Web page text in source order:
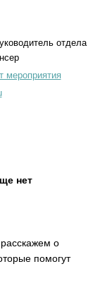
отдела
мероприятия
нет
о
помогут